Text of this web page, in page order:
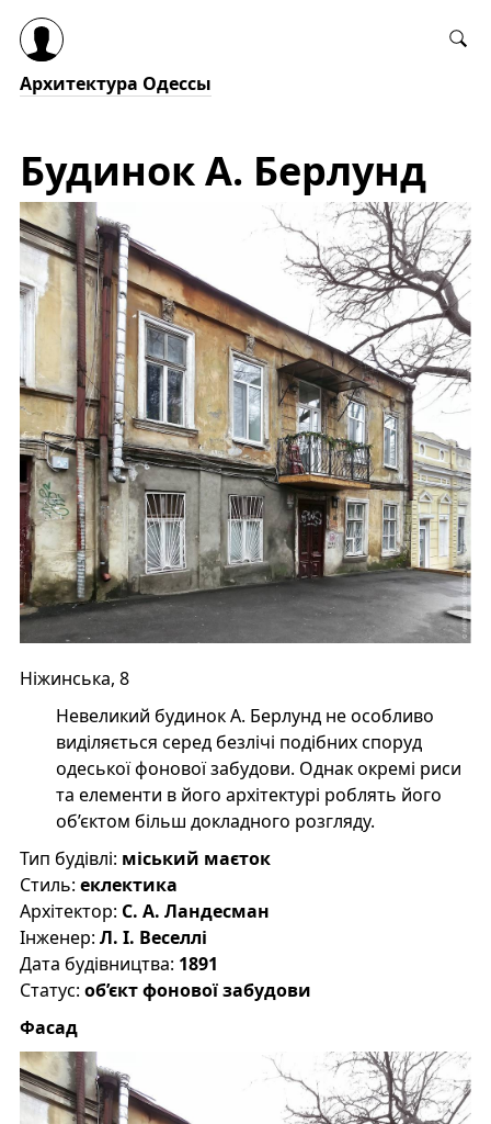
Архитектура Одессы
Будинок А. Берлунд
Ніжинська, 8
Невеликий будинок А. Берлунд не особливо
виділяється серед безлічі подібних споруд
одеської фонової забудови. Однак окремі риси
та елементи в його архітектурі роблять його
об’єктом більш докладного розгляду.
Тип будівлі: міський маєток
Стиль: еклектика
Архітектор: С. А. Ландесман
Інженер: Л. І. Веселлі
Дата будівництва: 1891
Статус: об’єкт фонової забудови
Фасад